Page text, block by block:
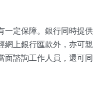
一定保障。銀行同時提供
網上銀行匯款外，亦可親
面諮詢工作人員，還可同